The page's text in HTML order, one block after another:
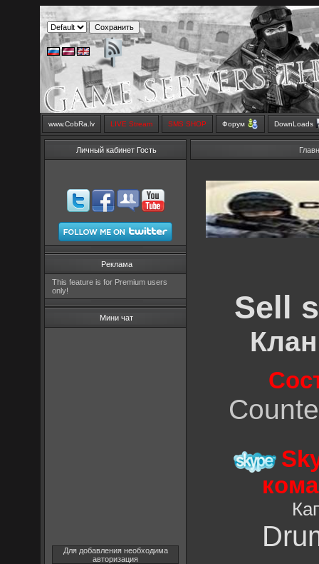
www.CobRa.lv LIVE Stream SMS SHOP Форум DownLoads
Личный кабинет Гость
Реклама
This feature is for Premium users
only!
Мини чат
Для добавления необходима
авторизация
Sell